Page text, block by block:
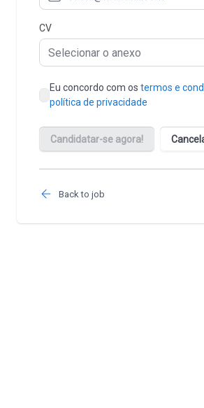
Back to job